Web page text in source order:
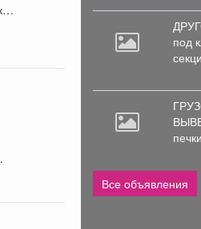
под
Все объявления